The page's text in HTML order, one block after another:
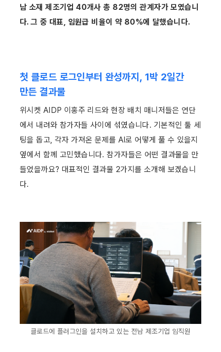
남 소재 제조기업 40개사 총 82명의 관계자가 모였습니
다. 그 중 대표, 임원급 비율이 약 80%에 달했습니다.
첫 클로드 로그인부터 완성까지, 1박 2일간
만든 결과물
위시켓 AIDP 이홍주 리드와 현장 배치 매니저들은 연단
에서 내려와 참가자들 사이에 섞였습니다. 기본적인 툴 세
팅을 돕고, 각자 가져온 문제를 AI로 어떻게 풀 수 있을지
옆에서 함께 고민했습니다. 참가자들은 어떤 결과물을 만
들었을까요? 대표적인 결과물 2가지를 소개해 보겠습니
다.
클로드에 플러그인을 설치하고 있는 전남 제조기업 임직원